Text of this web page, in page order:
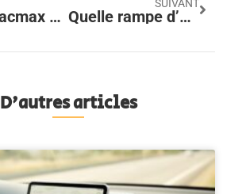
Pneus Tracmax avis : l’impact écologique d’un choix économique
SUIVANT
Quelle rampe d’accès à la voiture pour chiens choisir ? Comparatif des surfaces antidérapantes et de la stabilité des rampes
D'autres articles